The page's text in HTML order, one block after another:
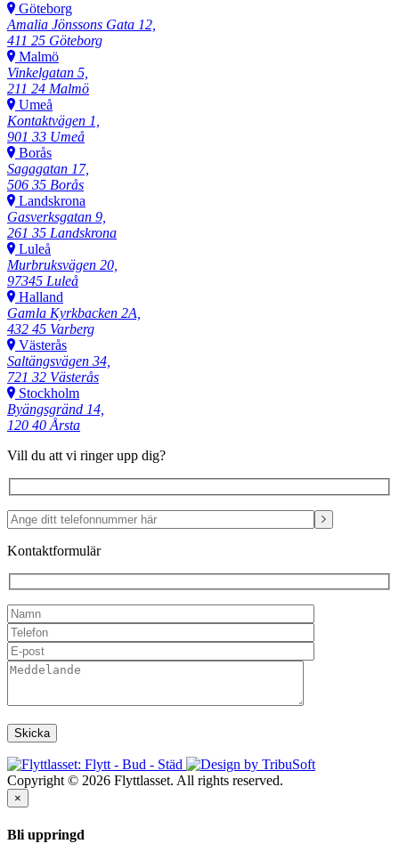
Göteborg
Amalia Jönssons Gata 12,
411 25 Göteborg
Malmö
Vinkelgatan 5,
211 24 Malmö
Umeå
Kontaktvägen 1,
901 33 Umeå
Borås
Sagagatan 17,
506 35 Borås
Landskrona
Gasverksgatan 9,
261 35 Landskrona
Luleå
Murbruksvägen 20,
97345 Luleå
Halland
Gamla Kyrkbacken 2A,
432 45 Varberg
Västerås
Saltängsvägen 34,
721 32 Västerås
Stockholm
Byängsgränd 14,
120 40 Årsta
Vill du att vi ringer upp dig?
Kontaktformulär
Copyright © 2026 Flyttlasset. All rights reserved.
×
Bli uppringd